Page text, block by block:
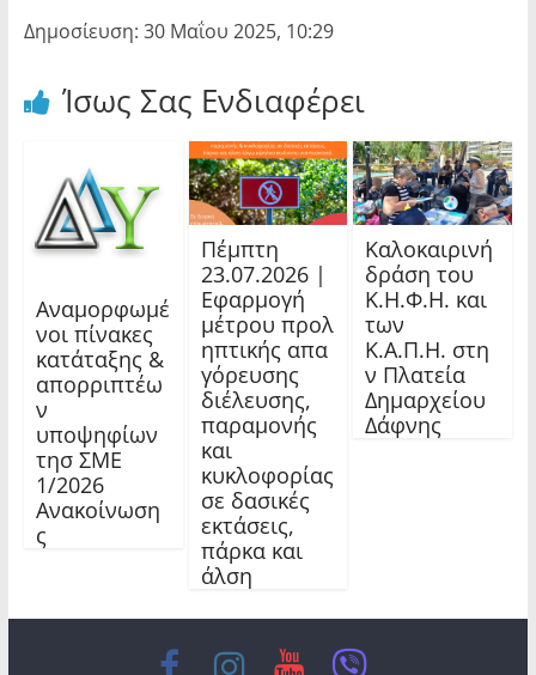
Δημοσίευση: 30 Μαΐου 2025, 10:29
Ίσως Σας Ενδιαφέρει
Αναμορφωμέ
νοι πίνακες
κατάταξης &
απορριπτέω
ν
υποψηφίων
τησ ΣΜΕ
1/2026
Ανακοίνωση
ς
Πέμπτη
23.07.2026 |
Εφαρμογή
μέτρου προλ
ηπτικής απα
γόρευσης
διέλευσης,
παραμονής
και
κυκλοφορίας
σε δασικές
εκτάσεις,
πάρκα και
άλση
Καλοκαιρινή
δράση του
Κ.Η.Φ.Η. και
των
Κ.Α.Π.Η. στη
ν Πλατεία
Δημαρχείου
Δάφνης